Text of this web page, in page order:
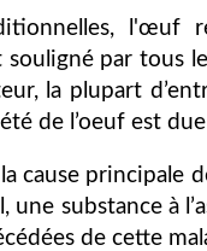
l'œuf
par tous
la plupart
de l’oeuf est
cause principale
une substance à
de cette